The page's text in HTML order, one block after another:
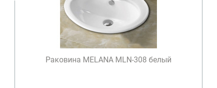
Раковина MELANA MLN-308 белый